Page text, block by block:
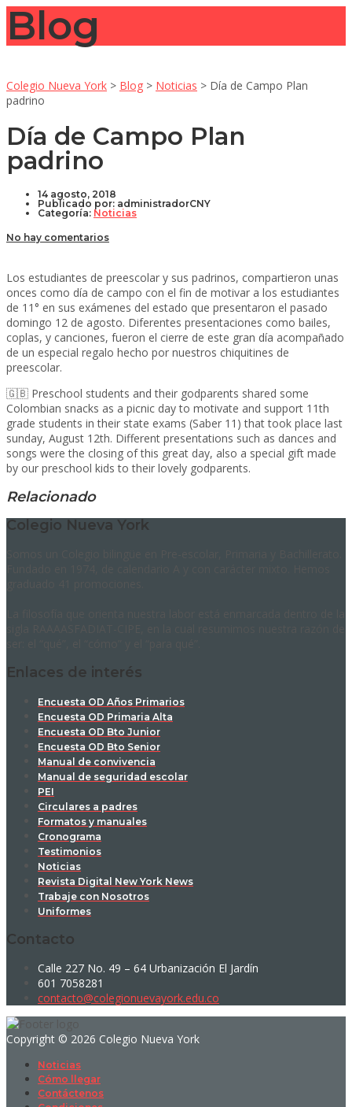
Blog
Colegio Nueva York > Blog > Noticias > Día de Campo Plan
padrino
Día de Campo Plan
padrino
14 agosto, 2018
Publicado por: administradorCNY
Categoría: Noticias
No hay comentarios
Los estudiantes de preescolar y sus padrinos, compartieron unas
onces como día de campo con el fin de motivar a los estudiantes
de 11° en sus exámenes del estado que presentaron el pasado
domingo 12 de agosto. Diferentes presentaciones como bailes,
coplas, y canciones, fueron el cierre de este gran día acompañado
de un especial regalo hecho por nuestros chiquitines de
preescolar.
🇬🇧 Preschool students and their godparents shared some
Colombian snacks as a picnic day to motivate and support 11th
grade students in their state exams (Saber 11) that took place last
sunday, August 12th. Different presentations such as dances and
songs were the closing of this great day, also a special gift made
by our preschool kids to their lovely godparents.
Relacionado
Colegio Nueva York
Enlaces de interés
Encuesta OD Años Primarios
Encuesta OD Primaria Alta
Encuesta OD Bto Junior
Encuesta OD Bto Senior
Manual de convivencia
Manual de seguridad escolar
PEI
Circulares a padres
Formatos y manuales
Cronograma
Testimonios
Noticias
Revista Digital New York News
Trabaje con Nosotros
Uniformes
Contacto
Calle 227 No. 49 – 64 Urbanización El Jardín
601 7058281
contacto@colegionuevayork.edu.co
Copyright © 2026 Colegio Nueva York
Noticias
Cómo llegar
Contáctenos